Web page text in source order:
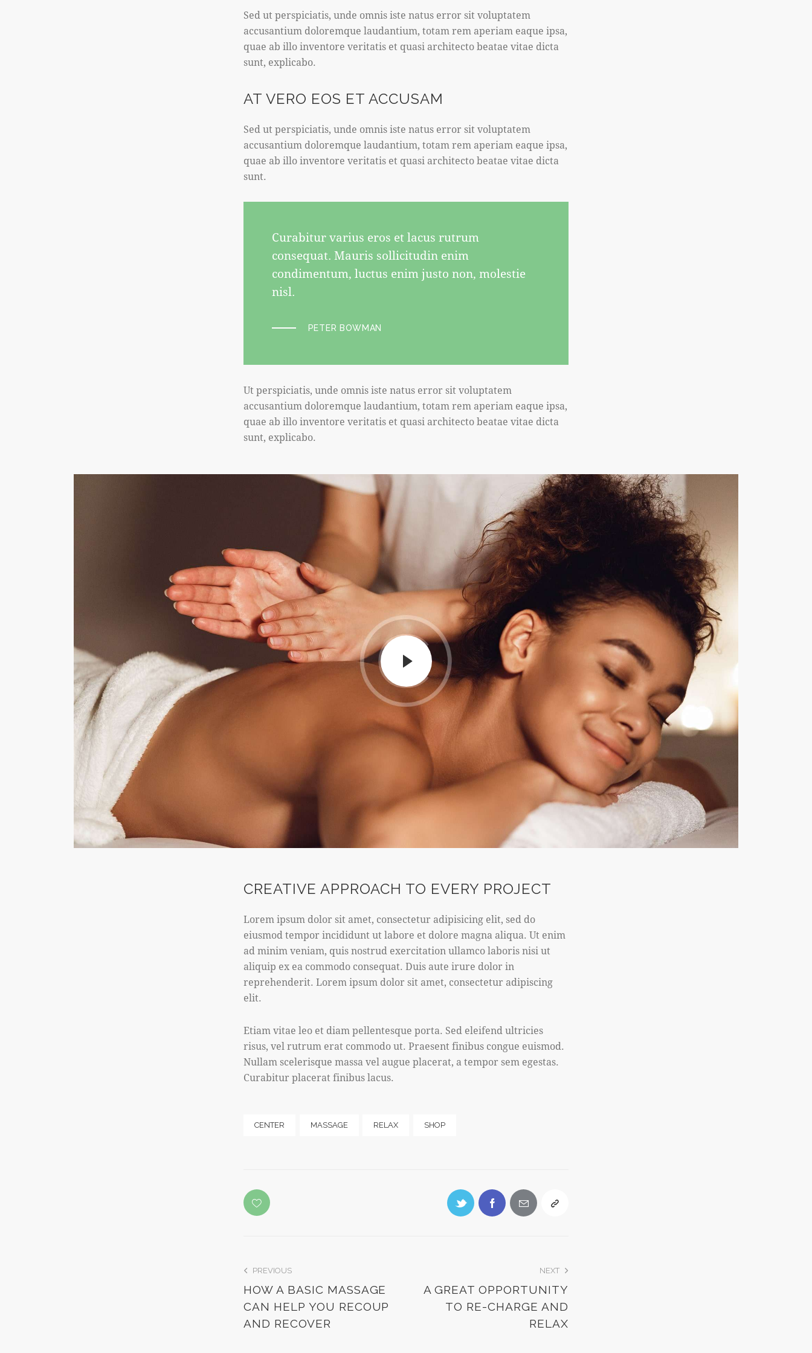
Sed ut perspiciatis, unde omnis iste natus error sit voluptatem
accusantium doloremque laudantium, totam rem aperiam eaque ipsa,
quae ab illo inventore veritatis et quasi architecto beatae vitae dicta
sunt, explicabo.
AT VERO EOS ET ACCUSAM
Sed ut perspiciatis, unde omnis iste natus error sit voluptatem
accusantium doloremque laudantium, totam rem aperiam eaque ipsa,
quae ab illo inventore veritatis et quasi architecto beatae vitae dicta
sunt.
Curabitur varius eros et lacus rutrum
consequat. Mauris sollicitudin enim
condimentum, luctus enim justo non, molestie
nisl.
PETER BOWMAN
Ut perspiciatis, unde omnis iste natus error sit voluptatem
accusantium doloremque laudantium, totam rem aperiam eaque ipsa,
quae ab illo inventore veritatis et quasi architecto beatae vitae dicta
sunt, explicabo.
CREATIVE APPROACH TO EVERY PROJECT
Lorem ipsum dolor sit amet, consectetur adipisicing elit, sed do
eiusmod tempor incididunt ut labore et dolore magna aliqua. Ut enim
ad minim veniam, quis nostrud exercitation ullamco laboris nisi ut
aliquip ex ea commodo consequat. Duis aute irure dolor in
reprehenderit. Lorem ipsum dolor sit amet, consectetur adipiscing
elit.
Etiam vitae leo et diam pellentesque porta. Sed eleifend ultricies
risus, vel rutrum erat commodo ut. Praesent finibus congue euismod.
Nullam scelerisque massa vel augue placerat, a tempor sem egestas.
Curabitur placerat finibus lacus.
CENTER MASSAGE RELAX SHOP
PREVIOUS
HOW A BASIC MASSAGE
CAN HELP YOU RECOUP
AND RECOVER
NEXT
A GREAT OPPORTUNITY
TO RE-CHARGE AND
RELAX